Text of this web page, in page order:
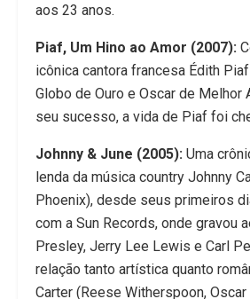
aos 23 anos.
Piaf, Um Hino ao Amor (2007):
icônica cantora francesa Édith
Globo de Ouro e Oscar de Melhor
seu sucesso, a vida de Piaf foi
Johnny & June (2005): Uma
lenda da música country Johnny
Phoenix), desde seus primeiros
com a Sun Records, onde gravou
Presley, Jerry Lee Lewis e Carl
relação tanto artística quanto
Carter (Reese Witherspoon,